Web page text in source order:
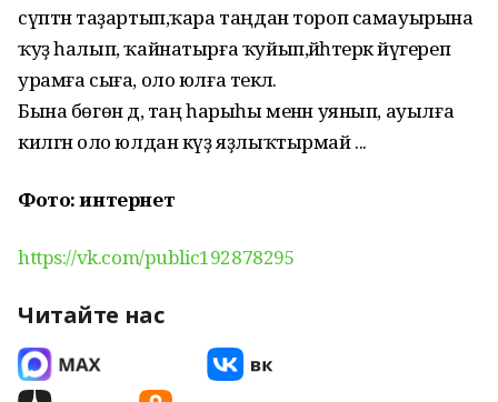
сүптән таҙартып,ҡара таңдан тороп самауырына
ҡуҙ һалып, ҡайнатырға ҡуйып,йәһәтерәк йүгереп
урамға сыға, оло юлға текәлә.
Бына бөгөн дә, таң һарыһы менән уянып, ауылға
килгән оло юлдан күҙ яҙлыҡтырмай ...
Фото: интернет
https://vk.com/public192878295
Читайте нас